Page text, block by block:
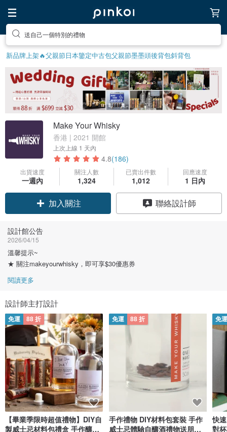
送自己一個特別的禮物
新品牌上架🔥父親節日本鑒定中古包父親節墨墨頭後背包斜背包
Make Your Whisky
香港 | 2021 開館
上次上線 1 天內
4.8(186)
出貨速度
一週內
關注人數
1,324
已賣出件數
1,012
回應速度
1 日內
領優惠券
加入關注
聯絡設計師
設計館公告
2026/04/15
溫馨提示~
★ 關注makeyourwhisky，即可享$30優惠券
閱讀更多
設計師主打設計
免運 88 折
【畢業季限時超值禮物】DIY自
製威士忌材料包禮盒 手作釀酒
免運 88 折
手作禮物 DIY材料包套裝 手作
威士忌體驗自釀酒禮物送朋友
免
快速
對